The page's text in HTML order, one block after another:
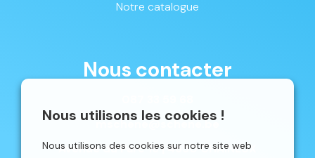
Nous utilisons les cookies !
Nous utilisons des cookies sur notre site web
Notre catalogue
Nous contacter
mschene@schene.be
Avenue du Parc 16 | 4650 CHAINEUX